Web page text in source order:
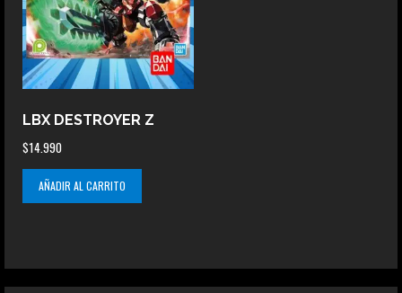
LBX DESTROYER Z
$14.990
AÑADIR AL CARRITO